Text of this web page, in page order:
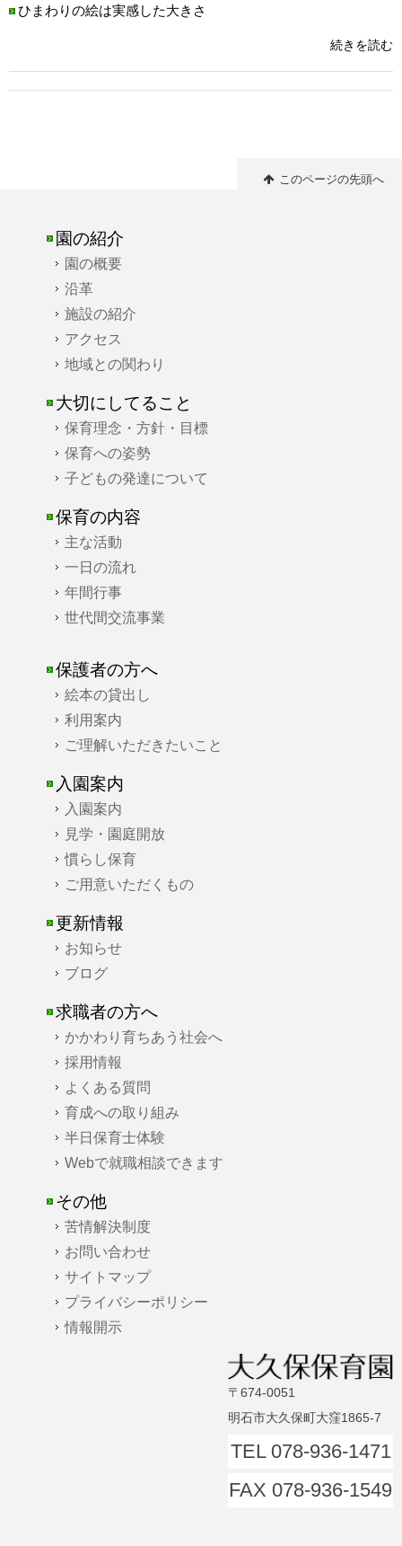
ひまわりの絵は実感した大きさ
続きを読む
このページの先頭へ
園の紹介
園の概要
沿革
施設の紹介
アクセス
地域との関わり
大切にしてること
保育理念・方針・目標
保育への姿勢
子どもの発達について
保育の内容
主な活動
一日の流れ
年間行事
世代間交流事業
保護者の方へ
絵本の貸出し
利用案内
ご理解いただきたいこと
入園案内
入園案内
見学・園庭開放
慣らし保育
ご用意いただくもの
更新情報
お知らせ
ブログ
求職者の方へ
かかわり育ちあう社会へ
採用情報
よくある質問
育成への取り組み
半日保育士体験
Webで就職相談できます
その他
苦情解決制度
お問い合わせ
サイトマップ
プライバシーポリシー
情報開示
〒674-0051
明石市大久保町大窪1865-7
TEL 078-936-1471
FAX 078-936-1549